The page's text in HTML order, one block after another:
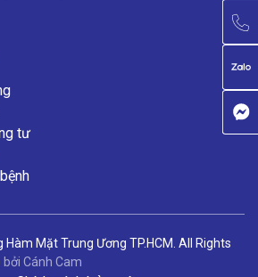
tư
Mặt Trung Ương TP.HCM. All Rights
bởi Cánh Cam